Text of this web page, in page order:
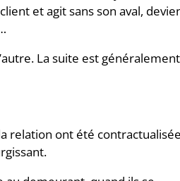
et agit sans son aval,
La suite est généralement
relation ont été